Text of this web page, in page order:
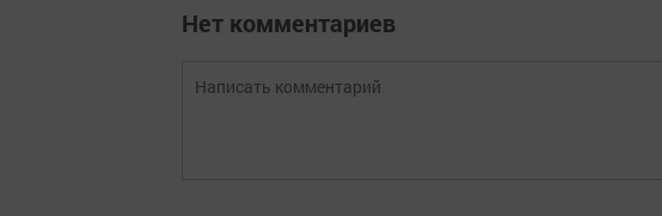
Нет комментариев